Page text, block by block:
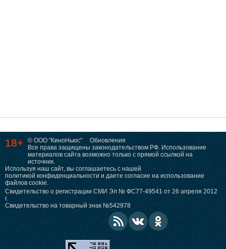
18+ © ООО "КиноНьюс"
Обновления
Все права защищены законодательством РФ. Использование
материалов сайта возможно только с прямой ссылкой на
источник.
Используя наш сайт, вы соглашаетесь с нашей
политикой конфиденциальности и даете согласие на использование
файлов cookie.
Свидетельство о регистрации СМИ Эл № ФС77-49541 от 26 апреля 2012
г.
Свидетельство на товарный знак №542978